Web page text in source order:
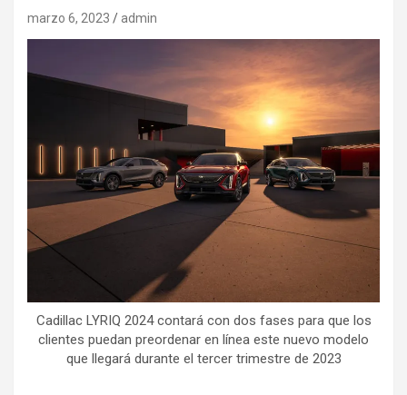
marzo 6, 2023 admin
Cadillac LYRIQ 2024 contará con dos fases para que los
clientes puedan preordenar en línea este nuevo modelo
que llegará durante el tercer trimestre de 2023